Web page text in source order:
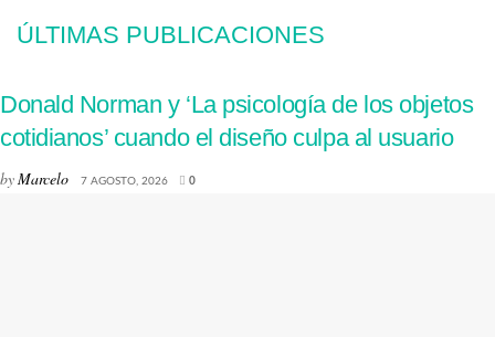
ÚLTIMAS PUBLICACIONES
Donald Norman y ‘La psicología de los objetos
cotidianos’ cuando el diseño culpa al usuario
byMarcelo 7 AGOSTO, 2026 0